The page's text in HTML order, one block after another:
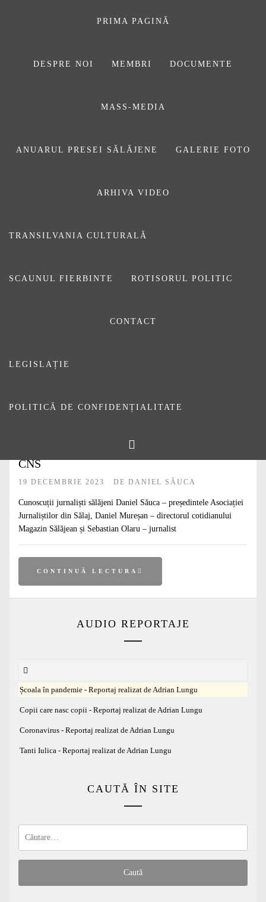
PRIMA PAGINĂ
DESPRE NOI MEMBRI DOCUMENTE
MASS-MEDIA
ANUARUL PRESEI SĂLĂJENE GALERIE FOTO
ARHIVA VIDEO
TRANSILVANIA CULTURALĂ
SCAUNUL FIERBINTE ROTISORUL POLITIC
CONTACT
LEGISLAȚIE
POLITICĂ DE CONFIDENȚIALITATE
ASOCIAŢIA
DIN SĂLAJ
Sebastian Olaru s-au întâlnit cu elevii de la
CNS
19 DECEMBRIE 2023 DE DANIEL SĂUCA
Cunoscuții jurnaliști sălăjeni Daniel Săuca – președintele Asociației
Jurnaliștilor din Sălaj, Daniel Mureșan – directorul cotidianului
Magazin Sălăjean și Sebastian Olaru – jurnalist
CONTINUĂ LECTURA
AUDIO REPORTAJE
Școala în pandemie - Reportaj realizat de Adrian Lungu
Copii care nasc copii - Reportaj realizat de Adrian Lungu
Coronavirus - Reportaj realizat de Adrian Lungu
Tanti Iulica - Reportaj realizat de Adrian Lungu
CAUTĂ ÎN SITE